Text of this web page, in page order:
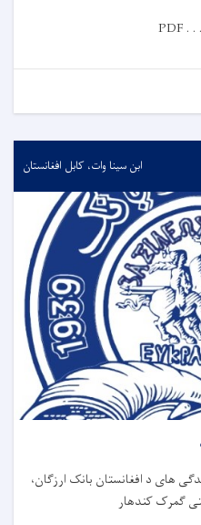
PDF . . .
ابن سینا وات، کابل افغانستان
های د افغانستان بانک ارزگان،
گمرک کندهار